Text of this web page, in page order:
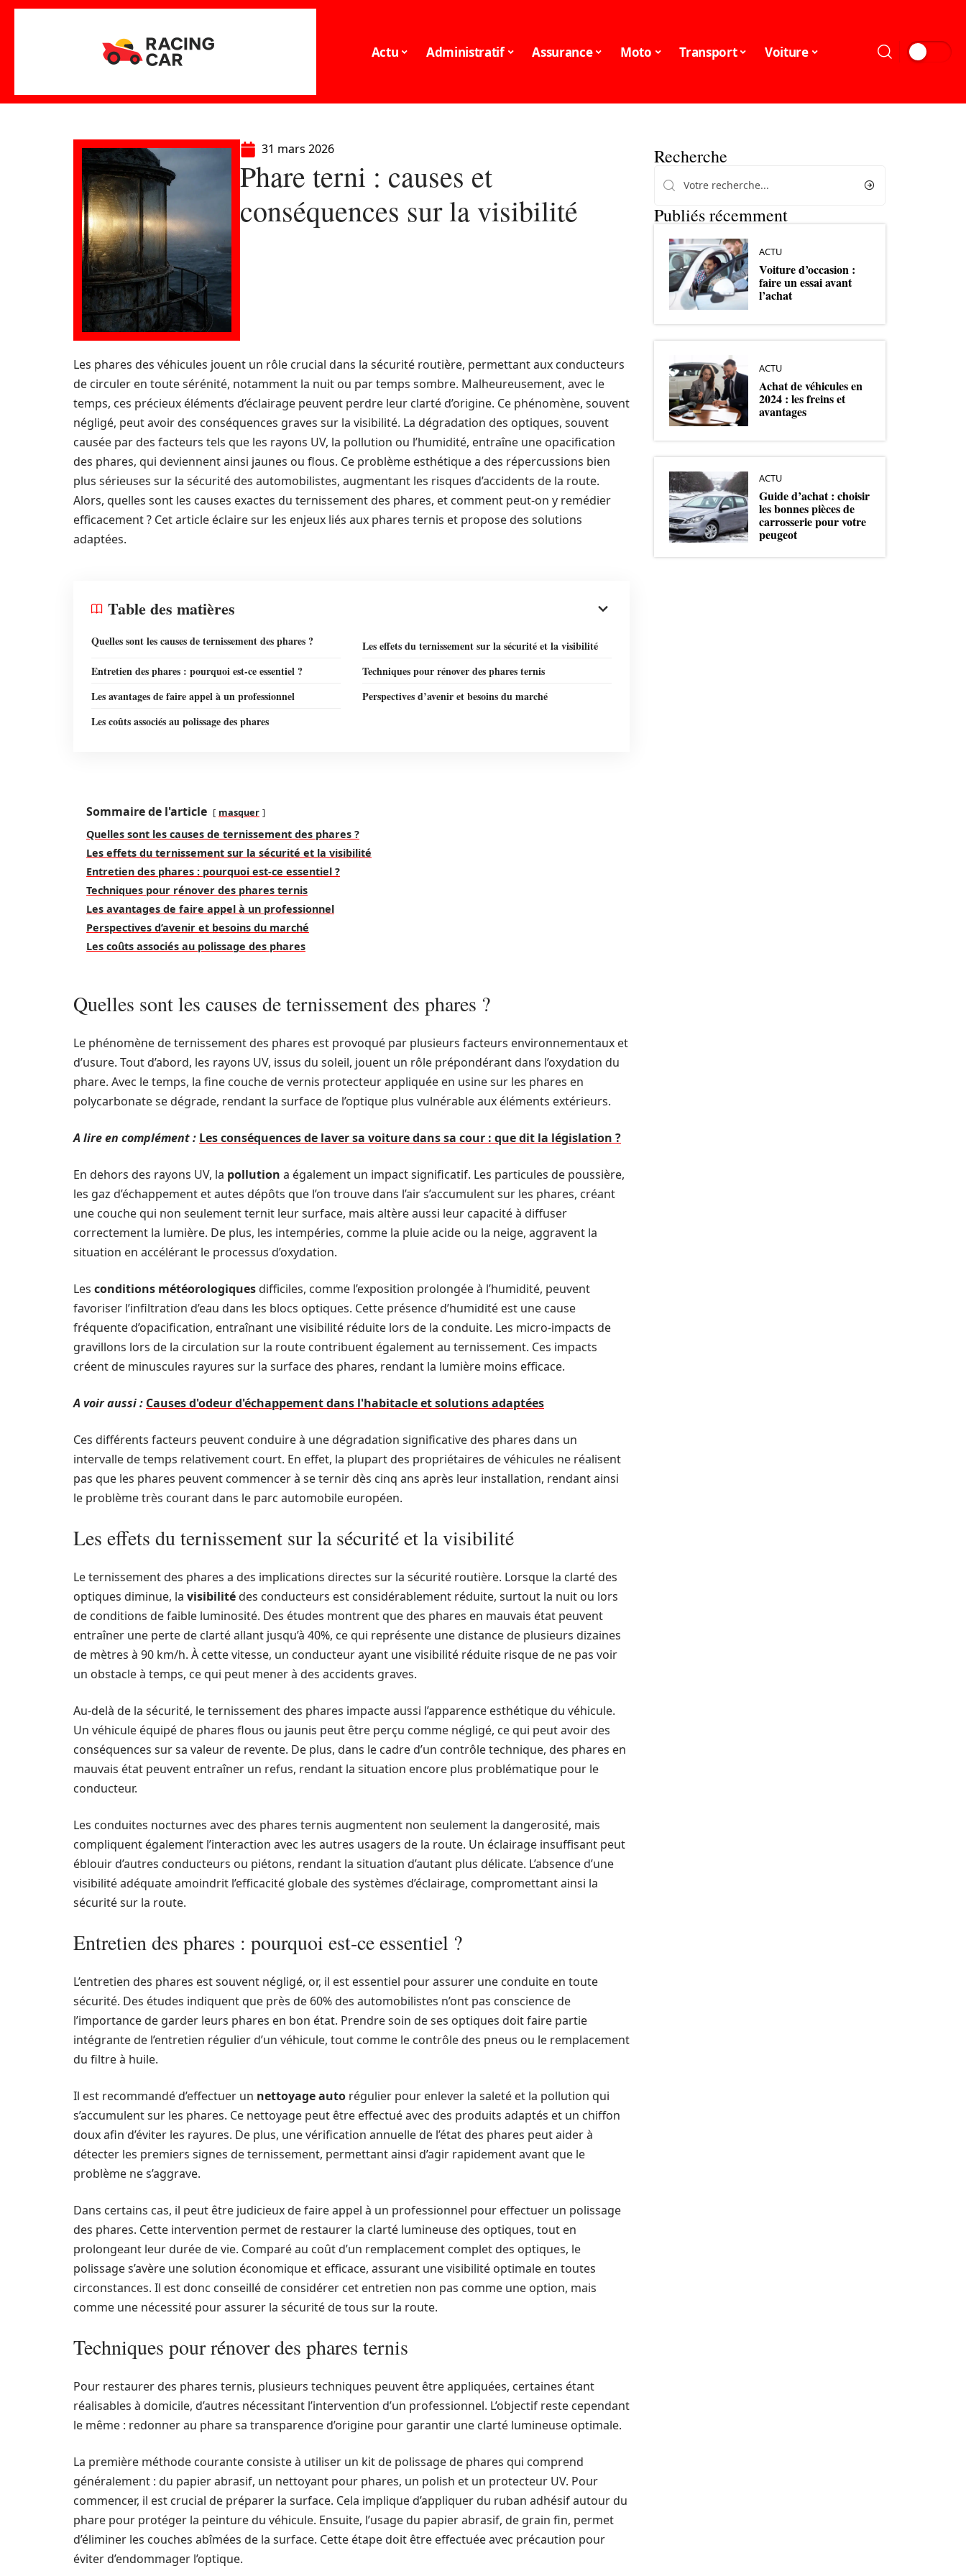
Actu Administratif Assurance Moto Transport Voiture
31 mars 2026
Phare terni : causes et
conséquences sur la visibilité
Les phares des véhicules jouent un rôle crucial dans la sécurité routière, permettant aux conducteurs
de circuler en toute sérénité, notamment la nuit ou par temps sombre. Malheureusement, avec le
temps, ces précieux éléments d’éclairage peuvent perdre leur clarté d’origine. Ce phénomène, souvent
négligé, peut avoir des conséquences graves sur la visibilité. La dégradation des optiques, souvent
causée par des facteurs tels que les rayons UV, la pollution ou l’humidité, entraîne une opacification
des phares, qui deviennent ainsi jaunes ou flous. Ce problème esthétique a des répercussions bien
plus sérieuses sur la sécurité des automobilistes, augmentant les risques d’accidents de la route.
Alors, quelles sont les causes exactes du ternissement des phares, et comment peut-on y remédier
efficacement ? Cet article éclaire sur les enjeux liés aux phares ternis et propose des solutions
adaptées.
Table des matières
Quelles sont les causes de ternissement des phares ?
Les effets du ternissement sur la sécurité et la visibilité
Entretien des phares : pourquoi est-ce essentiel ?
Techniques pour rénover des phares ternis
Les avantages de faire appel à un professionnel
Perspectives d’avenir et besoins du marché
Les coûts associés au polissage des phares
Sommaire de l'article masquer
Quelles sont les causes de ternissement des phares ?
Les effets du ternissement sur la sécurité et la visibilité
Entretien des phares : pourquoi est-ce essentiel ?
Techniques pour rénover des phares ternis
Les avantages de faire appel à un professionnel
Perspectives d’avenir et besoins du marché
Les coûts associés au polissage des phares
Quelles sont les causes de ternissement des phares ?
Le phénomène de ternissement des phares est provoqué par plusieurs facteurs environnementaux et
d’usure. Tout d’abord, les rayons UV, issus du soleil, jouent un rôle prépondérant dans l’oxydation du
phare. Avec le temps, la fine couche de vernis protecteur appliquée en usine sur les phares en
polycarbonate se dégrade, rendant la surface de l’optique plus vulnérable aux éléments extérieurs.
A lire en complément : Les conséquences de laver sa voiture dans sa cour : que dit la législation ?
En dehors des rayons UV, la pollution a également un impact significatif. Les particules de poussière,
les gaz d’échappement et autes dépôts que l’on trouve dans l’air s’accumulent sur les phares, créant
une couche qui non seulement ternit leur surface, mais altère aussi leur capacité à diffuser
correctement la lumière. De plus, les intempéries, comme la pluie acide ou la neige, aggravent la
situation en accélérant le processus d’oxydation.
Les conditions météorologiquesdifficiles, comme l’exposition prolongée à l’humidité, peuvent
favoriser l’infiltration d’eau dans les blocs optiques. Cette présence d’humidité est une cause
fréquente d’opacification, entraînant une visibilité réduite lors de la conduite. Les micro-impacts de
gravillons lors de la circulation sur la route contribuent également au ternissement. Ces impacts
créent de minuscules rayures sur la surface des phares, rendant la lumière moins efficace.
A voir aussi : Causes d'odeur d'échappement dans l'habitacle et solutions adaptées
Ces différents facteurs peuvent conduire à une dégradation significative des phares dans un
intervalle de temps relativement court. En effet, la plupart des propriétaires de véhicules ne réalisent
pas que les phares peuvent commencer à se ternir dès cinq ans après leur installation, rendant ainsi
le problème très courant dans le parc automobile européen.
Les effets du ternissement sur la sécurité et la visibilité
Le ternissement des phares a des implications directes sur la sécurité routière. Lorsque la clarté des
optiques diminue, la visibilitédes conducteurs est considérablement réduite, surtout la nuit ou lors
de conditions de faible luminosité. Des études montrent que des phares en mauvais état peuvent
entraîner une perte de clarté allant jusqu’à 40%, ce qui représente une distance de plusieurs dizaines
de mètres à 90 km/h. À cette vitesse, un conducteur ayant une visibilité réduite risque de ne pas voir
un obstacle à temps, ce qui peut mener à des accidents graves.
Au-delà de la sécurité, le ternissement des phares impacte aussi l’apparence esthétique du véhicule.
Un véhicule équipé de phares flous ou jaunis peut être perçu comme négligé, ce qui peut avoir des
conséquences sur sa valeur de revente. De plus, dans le cadre d’un contrôle technique, des phares en
mauvais état peuvent entraîner un refus, rendant la situation encore plus problématique pour le
conducteur.
Les conduites nocturnes avec des phares ternis augmentent non seulement la dangerosité, mais
compliquent également l’interaction avec les autres usagers de la route. Un éclairage insuffisant peut
éblouir d’autres conducteurs ou piétons, rendant la situation d’autant plus délicate. L’absence d’une
visibilité adéquate amoindrit l’efficacité globale des systèmes d’éclairage, compromettant ainsi la
sécurité sur la route.
Entretien des phares : pourquoi est-ce essentiel ?
L’entretien des phares est souvent négligé, or, il est essentiel pour assurer une conduite en toute
sécurité. Des études indiquent que près de 60% des automobilistes n’ont pas conscience de
l’importance de garder leurs phares en bon état. Prendre soin de ses optiques doit faire partie
intégrante de l’entretien régulier d’un véhicule, tout comme le contrôle des pneus ou le remplacement
du filtre à huile.
Il est recommandé d’effectuer un nettoyage auto régulier pour enlever la saleté et la pollution qui
s’accumulent sur les phares. Ce nettoyage peut être effectué avec des produits adaptés et un chiffon
doux afin d’éviter les rayures. De plus, une vérification annuelle de l’état des phares peut aider à
détecter les premiers signes de ternissement, permettant ainsi d’agir rapidement avant que le
problème ne s’aggrave.
Dans certains cas, il peut être judicieux de faire appel à un professionnel pour effectuer un polissage
des phares. Cette intervention permet de restaurer la clarté lumineuse des optiques, tout en
prolongeant leur durée de vie. Comparé au coût d’un remplacement complet des optiques, le
polissage s’avère une solution économique et efficace, assurant une visibilité optimale en toutes
circonstances. Il est donc conseillé de considérer cet entretien non pas comme une option, mais
comme une nécessité pour assurer la sécurité de tous sur la route.
Techniques pour rénover des phares ternis
Pour restaurer des phares ternis, plusieurs techniques peuvent être appliquées, certaines étant
réalisables à domicile, d’autres nécessitant l’intervention d’un professionnel. L’objectif reste cependant
le même : redonner au phare sa transparence d’origine pour garantir une clarté lumineuse optimale.
La première méthode courante consiste à utiliser un kit de polissage de phares qui comprend
généralement : du papier abrasif, un nettoyant pour phares, un polish et un protecteur UV. Pour
commencer, il est crucial de préparer la surface. Cela implique d’appliquer du ruban adhésif autour du
phare pour protéger la peinture du véhicule. Ensuite, l’usage du papier abrasif, de grain fin, permet
d’éliminer les couches abîmées de la surface. Cette étape doit être effectuée avec précaution pour
éviter d’endommager l’optique.
Recherche
Publiés récemment
ACTU
Voiture d’occasion :
faire un essai avant
l’achat
ACTU
Achat de véhicules en
2024 : les freins et
avantages
ACTU
Guide d’achat : choisir
les bonnes pièces de
carrosserie pour votre
peugeot